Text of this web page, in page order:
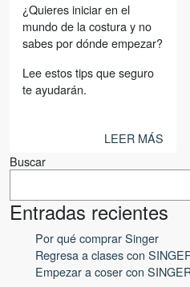
¿Quieres iniciar en el
mundo de la costura y no
sabes por dónde empezar?
Lee estos tips que seguro
te ayudarán.
LEER MÁS
Buscar
Entradas recientes
Por qué comprar Singer
Regresa a clases con
Empezar a coser con